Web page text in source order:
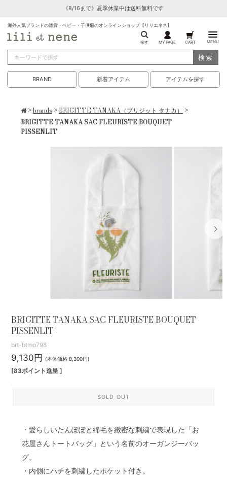
《8/16まで》夏季休業中は送料無料です
海外人気ブランドの雑貨・ベビー・子供服のオンラインショップ【リリエネネ】
探す MY PAGE CART MENU
検索
BRAND 新着アイテム アイテムを探す
>brands > BRIGITTE TANAKA（ブリジット タナカ） >
BRIGITTE TANAKA SAC FLEURISTE BOUQUET
PISSENLIT
BRIGITTE TANAKA SAC FLEURISTE BOUQUET
PISSENLIT
brt-btmo798
9,130円 (本体価格:8,300円)
[83ポイント進呈 ]
SOLD OUT
・愛らしいたんぽぽと綿毛を緻密な刺繍で表現した「お
花屋さんトートバッグ」という名前のオーガンジーバッ
グ。
・内側にハチを刺繍したポケット付き。